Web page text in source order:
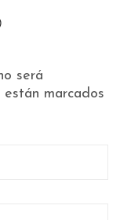
será
marcados